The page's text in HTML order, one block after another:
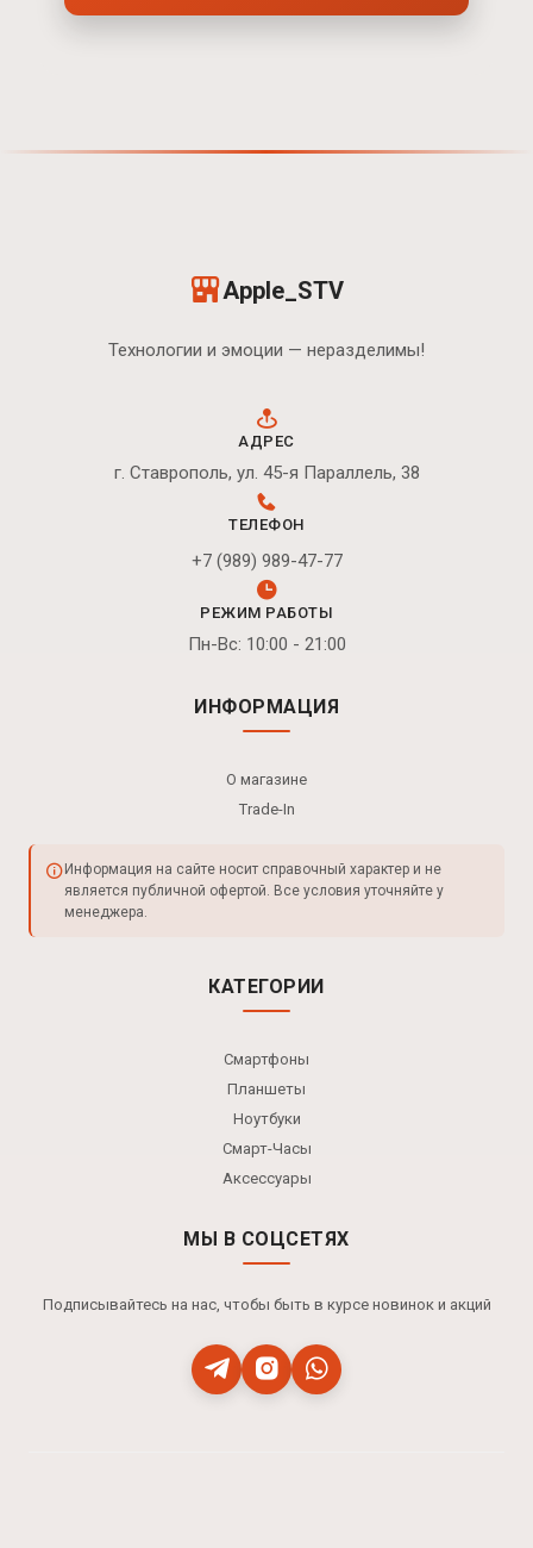
Apple_STV
Технологии и эмоции — неразделимы!
АДРЕС
г. Ставрополь, ул. 45-я Параллель, 38
ТЕЛЕФОН
+7 (989) 989-47-77
РЕЖИМ РАБОТЫ
Пн-Вс: 10:00 - 21:00
ИНФОРМАЦИЯ
О магазине
Trade-In
Информация на сайте носит справочный характер и не
является публичной офертой. Все условия уточняйте у
менеджера.
КАТЕГОРИИ
Смартфоны
Планшеты
Ноутбуки
Смарт-Часы
Аксессуары
МЫ В СОЦСЕТЯХ
Подписывайтесь на нас, чтобы быть в курсе новинок и акций